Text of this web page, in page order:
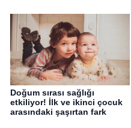
Doğum sırası sağlığı
etkiliyor! İlk ve ikinci çocuk
arasındaki şaşırtan fark